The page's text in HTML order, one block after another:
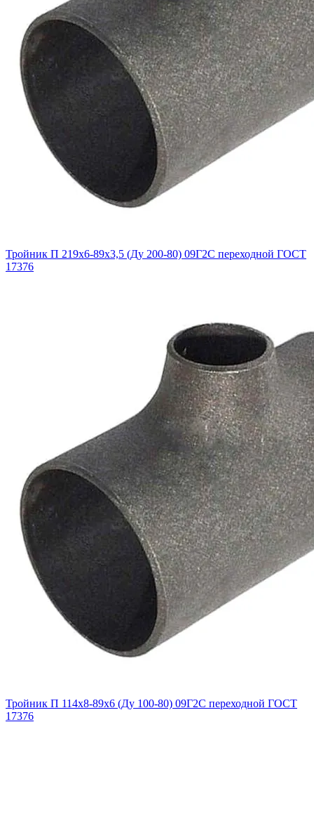
Тройник П 219х6-89х3,5 (Ду 200-80) 09Г2С переходной ГОСТ
17376
Тройник П 114х8-89х6 (Ду 100-80) 09Г2С переходной ГОСТ
17376